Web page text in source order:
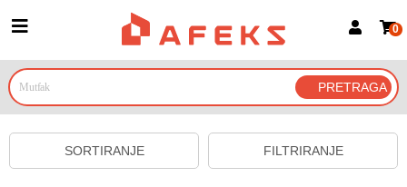
Prijava za članove
Prijavite se Google nalogom
0
FILTRIRANJE
SORTIRANJE